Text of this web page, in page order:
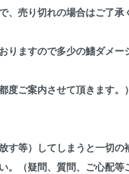
、売り切れの場合はご了承
りますので多少の鰭ダメー
度ご案内させて頂きます。）
す等）してしまうと一切の
。（疑問、質問、ご心配等